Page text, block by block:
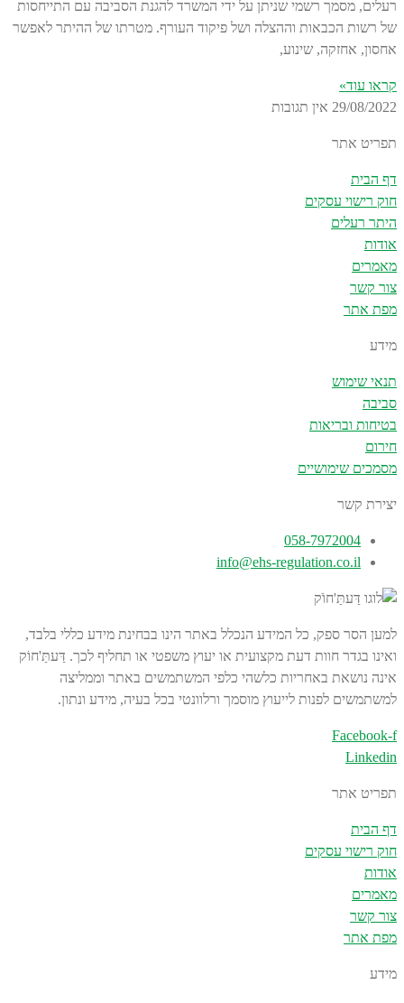
רעלים, מסמך רשמי שניתן על ידי המשרד להגנת הסביבה עם התייחסות
של רשות הכבאות וההצלה ושל פיקוד העורף. מטרתו של ההיתר לאפשר
אחסון, אחזקה, שינוע,
קראו עוד»
29/08/2022 אין תגובות
תפריט אתר
דף הבית
חוק רישוי עסקים
היתר רעלים
אודות
מאמרים
צור קשר
מפת אתר
מידע
תנאי שימוש
סביבה
בטיחות ובריאות
חירום
מסמכים שימושיים
יצירת קשר
058-7972004
info@ehs-regulation.co.il
למען הסר ספק, כל המידע הנכלל באתר הינו בבחינת מידע כללי בלבד,
ואינו בגדר חוות דעת מקצועית או יעוץ משפטי או תחליף לכך. דַּעתַּ'חוֹק
אינה נושאת באחריות כלשהי כלפי המשתמשים באתר וממליצה
למשתמשים לפנות לייעוץ מוסמך ורלוונטי בכל בעיה, מידע ונתון.
Facebook-f
Linkedin
תפריט אתר
דף הבית
חוק רישוי עסקים
אודות
מאמרים
צור קשר
מפת אתר
מידע